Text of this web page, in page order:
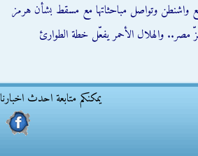
واشنطن وتواصل مباحثاتها مع مسقط بشأن هرمز
يمكنكم متابعة احدث